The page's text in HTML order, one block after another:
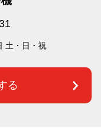
土・日・祝
る